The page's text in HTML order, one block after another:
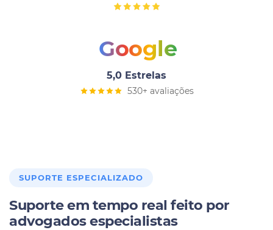
Google
5,0 Estrelas
530+ avaliações
SUPORTE ESPECIALIZADO
Suporte em tempo real feito por
advogados especialistas